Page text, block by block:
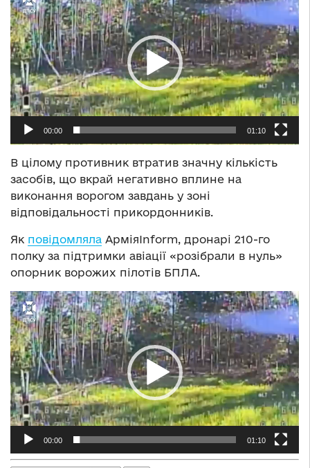
00:00 01:10
В цілому противник втратив значну кількість
засобів, що вкрай негативно вплине на
виконання ворогом завдань у зоні
відповідальності прикордонників.
Як повідомляла АрміяInform, дронарі 210-го
полку за підтримки авіації «розібрали в нуль»
опорник ворожих пілотів БПЛА.
Відеопрогравач
00:00 01:10